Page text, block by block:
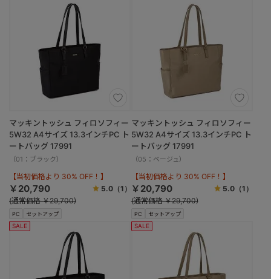
PC セットアップ
マッキントッシュ フィロソフィー
5W32 A4サイズ 13.3インチPC ト
ートバッグ 17991
（01：ブラック）
【当初価格より 30% OFF！】
￥20,790 5.0（1）
(通常価格 ￥29,700)
PC セットアップ
マッキントッシュ フィロソフィー
5W32 A4サイズ 13.3インチPC ト
ートバッグ 17991
（05：ベージュ）
【当初価格より 30% OFF！】
￥20,790 5.0 （1）
(通常価格 ￥29,700)
SALE SALE